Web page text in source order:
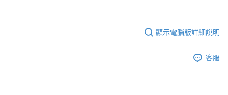
顯示電腦版詳細說明
客服